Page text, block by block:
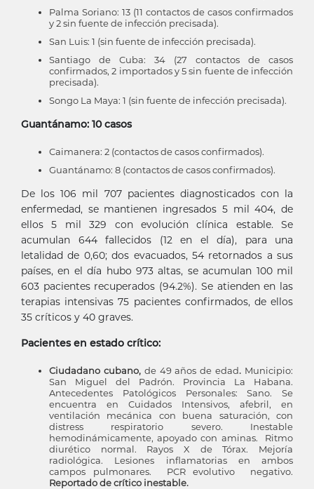
Palma Soriano: 13 (11 contactos de casos confirmados
y 2 sin fuente de infección precisada).
San Luis: 1 (sin fuente de infección precisada).
Santiago de Cuba: 34 (27 contactos de casos
confirmados, 2 importados y 5 sin fuente de infección
precisada).
Songo La Maya: 1 (sin fuente de infección precisada).
Guantánamo: 10 casos
Caimanera: 2 (contactos de casos confirmados).
Guantánamo: 8 (contactos de casos confirmados).
De los 106 mil 707 pacientes diagnosticados con la
enfermedad, se mantienen ingresados 5 mil 404, de
ellos 5 mil 329 con evolución clínica estable. Se
acumulan 644 fallecidos (12 en el día), para una
letalidad de 0,60; dos evacuados, 54 retornados a sus
países, en el día hubo 973 altas, se acumulan 100 mil
603 pacientes recuperados (94.2%). Se atienden en las
terapias intensivas 75 pacientes confirmados, de ellos
35 críticos y 40 graves.
Pacientes en estado crítico:
Ciudadano cubano, de 49 años de edad. Municipio:
San Miguel del Padrón. Provincia La Habana.
Antecedentes Patológicos Personales: Sano. Se
encuentra en Cuidados Intensivos, afebril, en
ventilación mecánica con buena saturación, con
distress respiratorio severo. Inestable
hemodinámicamente, apoyado con aminas. Ritmo
diurético normal. Rayos X de Tórax. Mejoría
radiológica. Lesiones inflamatorias en ambos
campos pulmonares. PCR evolutivo negativo.
Reportado de crítico inestable.